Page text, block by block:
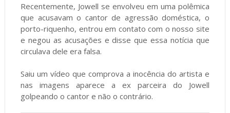
Recentemente, Jowell se envolveu em uma polêmica
que acusavam o cantor de agressão doméstica, o
porto-riquenho, entrou em contato com o nosso site
e negou as acusações e disse que essa notícia que
circulava dele era falsa.
Saiu um vídeo que comprova a inocência do artista e
nas imagens aparece a ex parceira do Jowell
golpeando o cantor e não o contrário.